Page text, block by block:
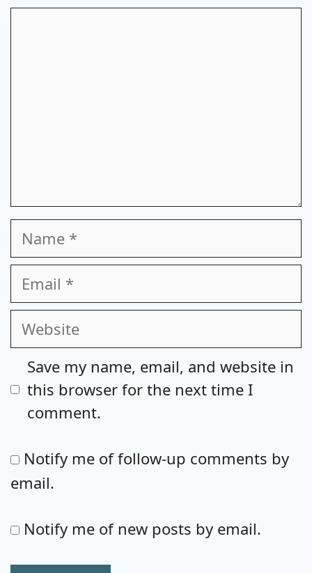
Name
Email
Website
Save my name, email, and website in
this browser for the next time I
comment.
Notify me of follow-up comments by
email.
Notify me of new posts by email.